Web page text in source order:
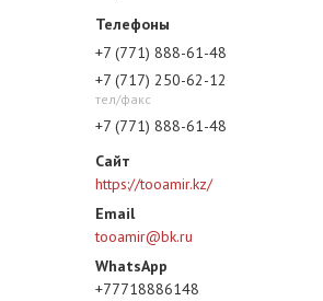
+7 (771) 888-61-48
+7 (717) 250-62-12
тел/факс
+7 (771) 888-61-48
https://tooamir.kz/
tooamir@bk.ru
+77718886148